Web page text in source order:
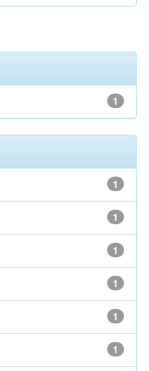
1
1
1
1
1
1
1